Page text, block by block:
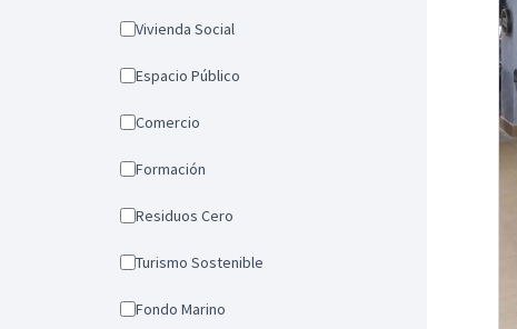
Vivienda Social
Espacio Público
Comercio
Formación
Residuos Cero
Turismo Sostenible
Fondo Marino